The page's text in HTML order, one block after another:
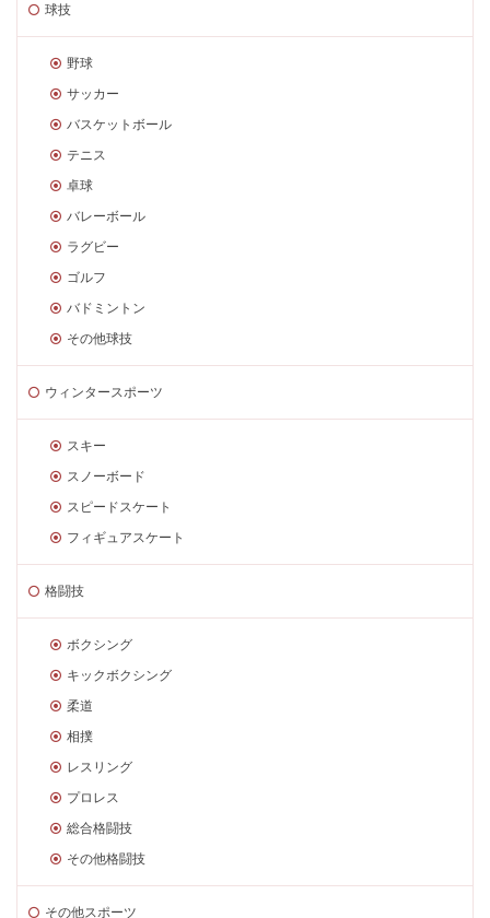
球技
野球
サッカー
バスケットボール
テニス
卓球
バレーボール
ラグビー
ゴルフ
バドミントン
その他球技
ウィンタースポーツ
スキー
スノーボード
スピードスケート
フィギュアスケート
格闘技
ボクシング
キックボクシング
柔道
相撲
レスリング
プロレス
総合格闘技
その他格闘技
その他スポーツ